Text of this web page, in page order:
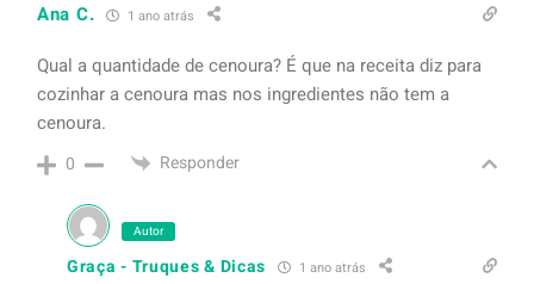
Ana C. 1 ano atrás
Qual a quantidade de cenoura? É que na receita diz para
cozinhar a cenoura mas nos ingredientes não tem a
cenoura.
0 Responder
Autor
Graça - Truques & Dicas 1 ano atrás